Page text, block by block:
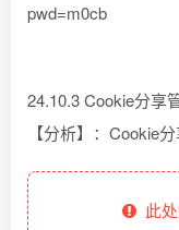
pwd=m0cb
24.10.3 Cookie分享
【分析】：Cookie
此处